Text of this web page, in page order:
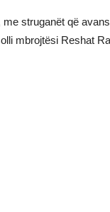
struganët që
mbrojtësi Reshat